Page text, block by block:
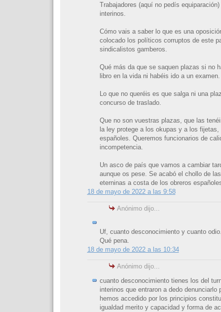
Trabajadores (aquí no pedís
interinos.
Cómo vais a saber lo que es una
colocado los políticos corruptos de este
sindicalistos gamberos.
Qué más da que se saquen plazas si no
libro en la vida ni habéis ido a un examen.
Lo que no queréis es que salga ni una
concurso de traslado.
Que no son vuestras plazas, que las
la ley protege a los okupas y a los
españoles. Queremos funcionarios de
incompetencia.
Un asco de país que vamos a cambiar
aunque os pese. Se acabó el chollo de
eterninas a costa de los obreros
18 de mayo de 2022 a las 9:58
Anónimo dijo...
Uf, cuanto desconocimiento y cuanto
Qué pena.
18 de mayo de 2022 a las 10:34
Anónimo dijo...
cuanto desconocimiento tienes los del
interinos que entraron a dedo denunciarlo
hemos accedido por los principios
igualdad merito y capacidad y forma de